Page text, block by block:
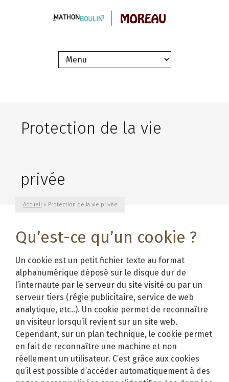
Protection de la vie
privée
Accueil » Protection de la vie privée
Qu’est-ce qu’un cookie ?
Un cookie est un petit fichier texte au format
alphanumérique déposé sur le disque dur de
l’internaute par le serveur du site visité ou par un
serveur tiers (régie publicitaire, service de web
analytique, etc..). Un cookie permet de reconnaître
un visiteur lorsqu’il revient sur un site web.
Cependant, sur un plan technique, le cookie permet
en fait de reconnaître une machine et non
réellement un utilisateur. C’est grâce aux cookies
qu’il est possible d’accéder automatiquement à des